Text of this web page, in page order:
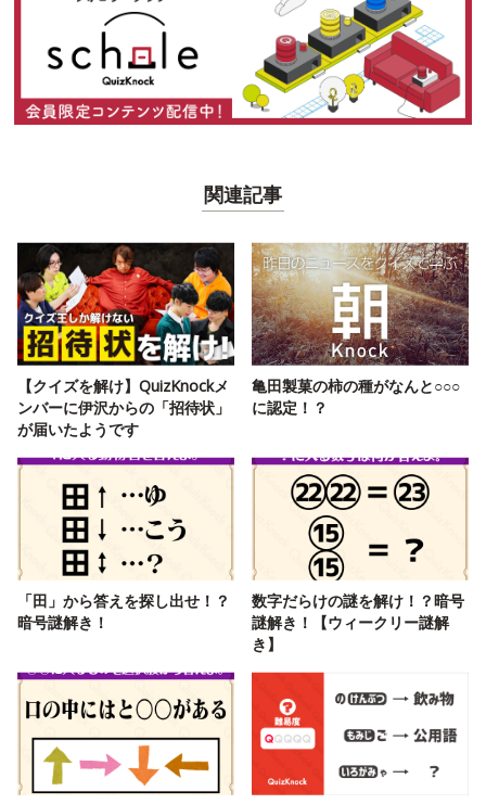
関連記事
【クイズを解け】QuizKnockメ
ンバーに伊沢からの「招待状」
が届いたようです
亀田製菓の柿の種がなんと○○○
に認定！？
「田」から答えを探し出せ！？
暗号謎解き！
数字だらけの謎を解け！？暗号
謎解き！【ウィークリー謎解
き】